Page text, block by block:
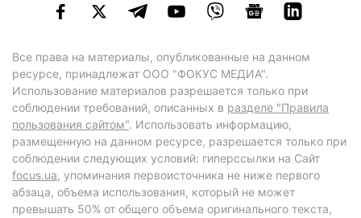
Все права на материалы, опубликованные на данном
ресурсе, принадлежат ООО "ФОКУС МЕДИА".
Использование материалов разрешается только при
соблюдении требований, описанных в разделе "Правила
пользования сайтом". Использовать информацию,
размещенную на данном ресурсе, разрешается только при
соблюдении следующих условий: гиперссылки на Сайт
focus.ua, упоминания первоисточника не ниже первого
абзаца, объема использования, который не может
превышать 50% от общего объема оригинального текста,